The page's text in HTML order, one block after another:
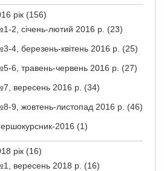
рік (156)
2, січень-лютий 2016 р. (23)
4, березень-квітень 2016 р. (25)
6, травень-червень 2016 р. (27)
вересень 2016 р. (34)
9, жовтень-листопад 2016 р. (46)
2016 (1)
рік (16)
вересень 2018 р. (16)